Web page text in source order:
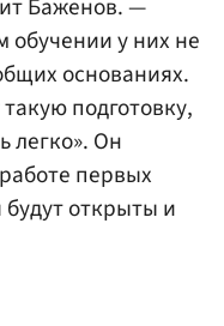
Баженов. —
у них не
основаниях.
подготовку,
легко». Он
первых
открыты и